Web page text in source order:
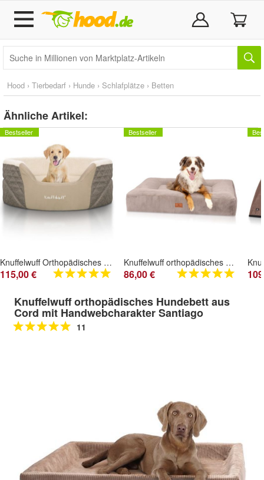
Hood › Tierbedarf › Hunde › Schlafplätze › Betten
Ähnliche Artikel:
Bestseller
Knuffelwuff Orthopädisches Hundebett Lena mit hohem Schaumstoffrand Braun/ Beige
115,00 €
Bestseller
Knuffelwuff orthopädisches Hundebett Midland
86,00 €
Knuffelwuff orthopädisches Hundebett aus
Cord mit Handwebcharakter Santiago
11